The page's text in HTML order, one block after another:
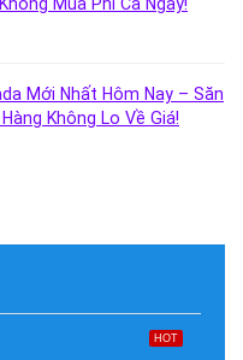
Mới Nhất Hôm Nay – Săn
Không Lo Về Giá!
HOT